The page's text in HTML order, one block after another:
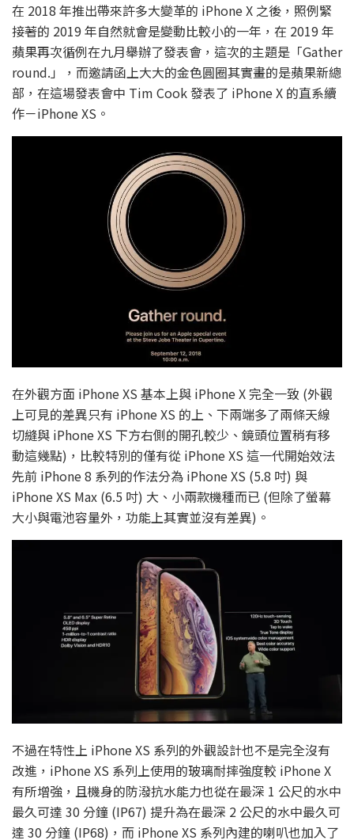
在 2018 年推出帶來許多大變革的 iPhone X 之後，照例緊
接著的 2019 年自然就會是變動比較小的一年，在 2019 年
蘋果再次循例在九月舉辦了發表會，這次的主題是「Gather
round.」，而邀請函上大大的金色圓圈其實畫的是蘋果新總
部，在這場發表會中 Tim Cook 發表了 iPhone X 的直系續
作－iPhone XS。
在外觀方面 iPhone XS 基本上與 iPhone X 完全一致 (外觀
上可見的差異只有 iPhone XS 的上、下兩端多了兩條天線
切縫與 iPhone XS 下方右側的開孔較少、鏡頭位置稍有移
動這幾點)，比較特別的僅有從 iPhone XS 這一代開始效法
先前 iPhone 8 系列的作法分為 iPhone XS (5.8 吋) 與
iPhone XS Max (6.5 吋) 大、小兩款機種而已 (但除了螢幕
大小與電池容量外，功能上其實並沒有差異)。
不過在特性上 iPhone XS 系列的外觀設計也不是完全沒有
改進，iPhone XS 系列上使用的玻璃耐摔強度較 iPhone X
有所增強，且機身的防潑抗水能力也從在最深 1 公尺的水中
最久可達 30 分鐘 (IP67) 提升為在最深 2 公尺的水中最久可
達 30 分鐘 (IP68)，而 iPhone XS 系列內建的喇叭也加入了